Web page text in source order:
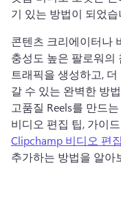
기 있는 방법이 되었습
콘텐츠 크리에이터나
충성도 높은 팔로워의
트래픽을 생성하고,
갈 수 있는 완벽한 방
비디오 편집 팁, 가이
Clipchamp 비디오 편
추가하는 방법을 알아